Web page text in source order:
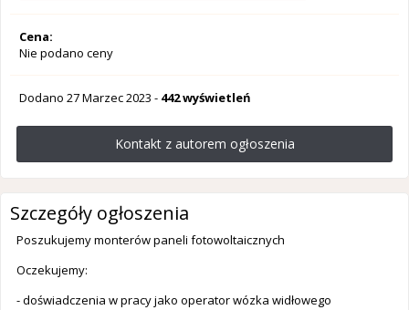
Cena:
Nie podano ceny
Dodano 27 Marzec 2023 - 442 wyświetleń
Kontakt z autorem ogłoszenia
Szczegóły ogłoszenia
Poszukujemy monterów paneli fotowoltaicznych
Oczekujemy:
- doświadczenia w pracy jako operator wózka widłowego